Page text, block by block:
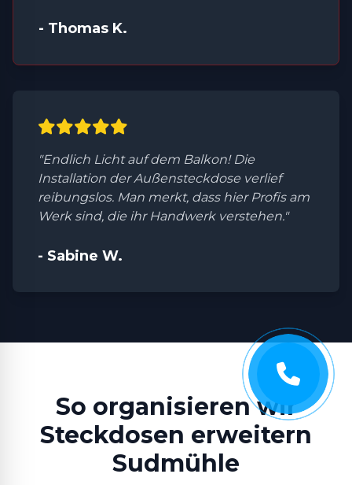
- Thomas K.
"Endlich Licht auf dem Balkon! Die
Installation der Außensteckdose verlief
reibungslos. Man merkt, dass hier Profis am
Werk sind, die ihr Handwerk verstehen."
- Sabine W.
So organisieren wir
Steckdosen erweitern
Sudmühle